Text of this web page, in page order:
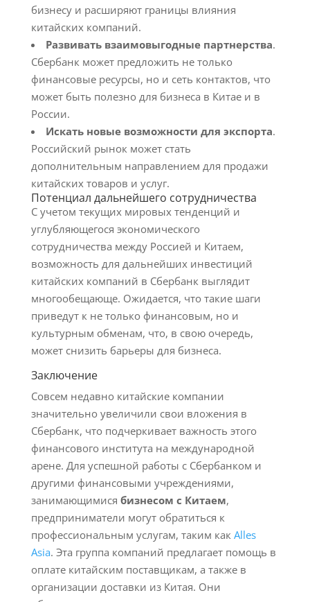
бизнесу и расширяют границы влияния
китайских компаний.
Развивать взаимовыгодные партнерства.
Сбербанк может предложить не только
финансовые ресурсы, но и сеть контактов, что
может быть полезно для бизнеса в Китае и в
России.
Искать новые возможности для экспорта.
Российский рынок может стать
дополнительным направлением для продажи
китайских товаров и услуг.
Потенциал дальнейшего сотрудничества
С учетом текущих мировых тенденций и
углубляющегося экономического
сотрудничества между Россией и Китаем,
возможность для дальнейших инвестиций
китайских компаний в Сбербанк выглядит
многообещающе. Ожидается, что такие шаги
приведут к не только финансовым, но и
культурным обменам, что, в свою очередь,
может снизить барьеры для бизнеса.
Заключение
Совсем недавно китайские компании
значительно увеличили свои вложения в
Сбербанк, что подчеркивает важность этого
финансового института на международной
арене. Для успешной работы с Сбербанком и
другими финансовыми учреждениями,
занимающимися бизнесом с Китаем,
предприниматели могут обратиться к
профессиональным услугам, таким как Alles
Asia. Эта группа компаний предлагает помощь в
оплате китайским поставщикам, а также в
организации доставки из Китая. Они